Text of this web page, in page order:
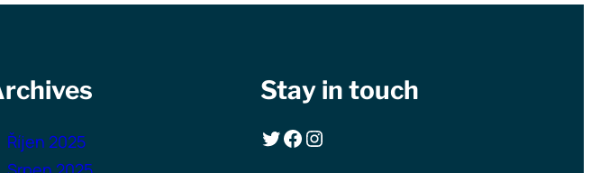
Říjen 2025
Stay in touch
Twitter Facebook Instagram